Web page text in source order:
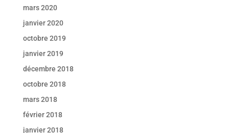
mars 2020
janvier 2020
octobre 2019
janvier 2019
décembre 2018
octobre 2018
mars 2018
février 2018
janvier 2018